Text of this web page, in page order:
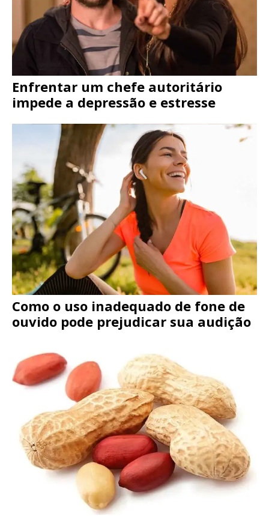
Enfrentar um chefe autoritário
impede a depressão e estresse
Como o uso inadequado de fone de
ouvido pode prejudicar sua audição